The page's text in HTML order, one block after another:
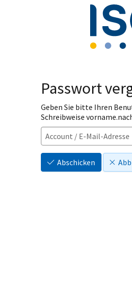
Passwort
Geben Sie bitte Ihren
Schreibweise
Abschicken